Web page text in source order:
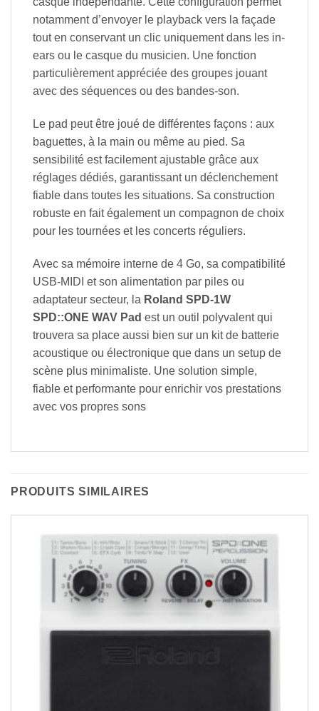
notamment d’envoyer le playback vers la façade
tout en conservant un clic uniquement dans les in-
ears ou le casque du musicien. Une fonction
particulièrement appréciée des groupes jouant
avec des séquences ou des bandes-son.
Le pad peut être joué de différentes façons : aux
baguettes, à la main ou même au pied. Sa
sensibilité est facilement ajustable grâce aux
réglages dédiés, garantissant un déclenchement
fiable dans toutes les situations. Sa construction
robuste en fait également un compagnon de choix
pour les tournées et les concerts réguliers.
Avec sa mémoire interne de 4 Go, sa compatibilité
USB-MIDI et son alimentation par piles ou
adaptateur secteur, la Roland SPD-1W
SPD::ONE WAV Pad est un outil polyvalent qui
trouvera sa place aussi bien sur un kit de batterie
acoustique ou électronique que dans un setup de
scène plus minimaliste. Une solution simple,
fiable et performante pour enrichir vos prestations
avec vos propres sons
PRODUITS SIMILAIRES